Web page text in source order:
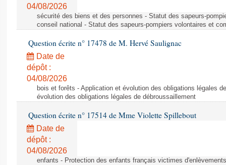
04/08/2026
sécurité des biens et des personnes - Statut des sapeurs-
conseil national - Statut des sapeurs-pompiers volontaires et
Question écrite n° 17478 de M. Hervé Saulignac
Date de
dépôt :
04/08/2026
bois et forêts - Application et évolution des obligations légales
évolution des obligations légales de débroussaillement
Question écrite n° 17514 de Mme Violette Spillebout
Date de
dépôt :
04/08/2026
enfants - Protection des enfants français victimes